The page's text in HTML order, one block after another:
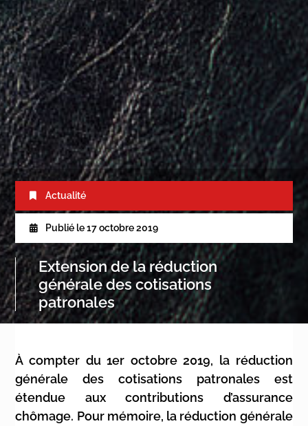
Actualité
Publié le 17 octobre 2019
Extension de la réduction
générale des cotisations
patronales
À compter du 1er octobre 2019, la réduction
générale des cotisations patronales est
étendue aux contributions d’assurance
chômage. Pour mémoire, la réduction générale